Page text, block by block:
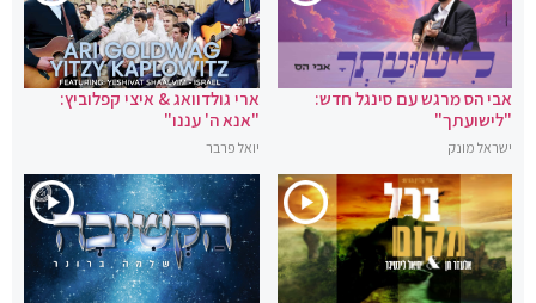
אבי הס מרגש עם סינגל חדש:
"לישועתך"
ישראל מונק
ארי גולדוואג & איצי קפלוביץ:
"אנא ה' עננו"
יואל פרבר